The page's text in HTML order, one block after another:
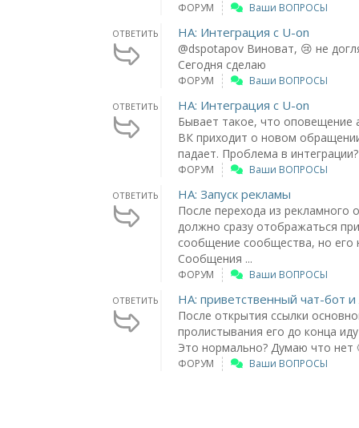
ФОРУМ Ваши ВОПРОСЫ
ОТВЕТИТЬ НА: Интеграция с U-on
@dspotapov Виноват, 😢 не
Сегодня сделаю
ФОРУМ Ваши ВОПРОСЫ
ОТВЕТИТЬ НА: Интеграция с U-on
Бывает такое, что оповещение
ВК приходит о новом
падает. Проблема в интеграции?
ФОРУМ Ваши ВОПРОСЫ
ОТВЕТИТЬ НА: Запуск рекламы
После перехода из рекламного
должно сразу отображаться
сообщение сообщества, но его
Сообщения ...
ФОРУМ Ваши ВОПРОСЫ
ОТВЕТИТЬ НА: приветственный чат-бот
После открытия ссылки
пролистывания его до конца
Это нормально? Думаю что нет
ФОРУМ Ваши ВОПРОСЫ